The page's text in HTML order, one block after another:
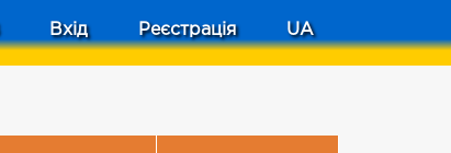
Вхід Реєстрація UA